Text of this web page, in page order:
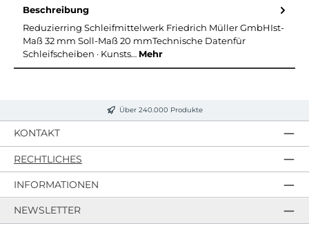
Beschreibung
Reduzierring Schleifmittelwerk Friedrich Müller GmbHIst-
Maß 32 mm Soll-Maß 20 mmTechnische Datenfür
Schleifscheiben · Kunsts… Mehr
Über 240.000 Produkte
KONTAKT
RECHTLICHES
INFORMATIONEN
NEWSLETTER